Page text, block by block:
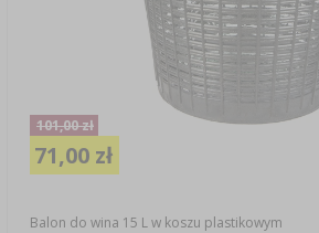
Balon do wina 15 L w koszu plastikowym
101,00 zł
71,00 zł